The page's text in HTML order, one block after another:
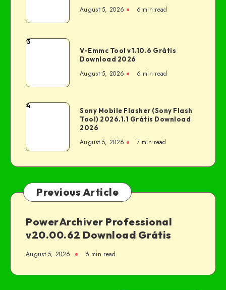
August 5, 2026 6 min read
3
V-Emmc Tool v1.10.6 Grátis
Download 2026
August 5, 2026 6 min read
4
Sony Mobile Flasher (Sony Flash
Tool) 2026.1.1 Grátis Download
2026
August 5, 2026 7 min read
Previous Article
PowerArchiver Professional
v20.00.62 Download Grátis
August 5, 2026 6 min read